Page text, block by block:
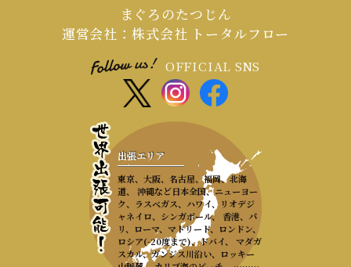
まぐろのたつじん
運営会社：株式会社 トータルフロー
OFFICIAL SNS
出張エリア
東京、大阪、名古屋、福岡、北海
道、 沖縄など日本全国、ニューヨー
ク、ラスベガス、ハワイ、リオデジ
ャネイロ、シンガポール、 香港、パ
リ、ローマ、マドリード、ロンドン、
ロシア(-20度まで)、ドバイ、 マダガ
スカル、ガンジス川沿い、ロッキー